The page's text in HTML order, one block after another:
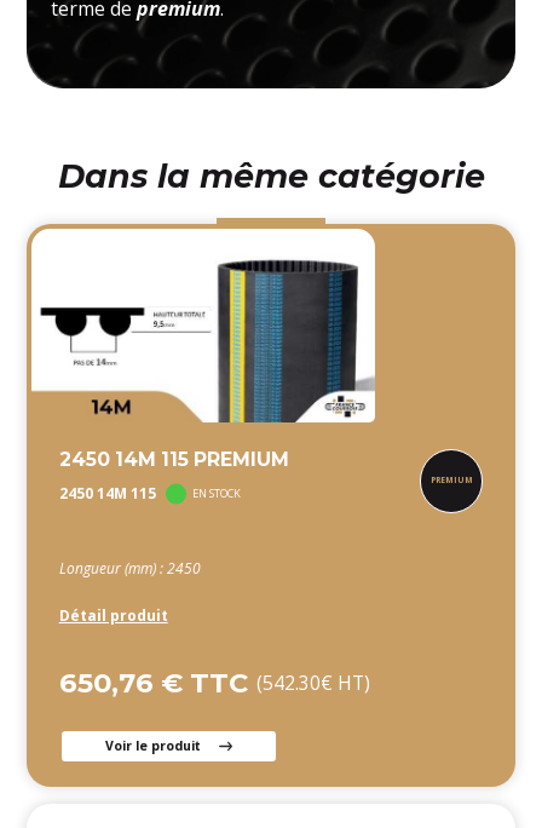
terme depremium.
Dans la même catégorie
2450 14M 115 PREMIUM
2450 14M 115 EN STOCK
Longueur (mm) : 2450
Détail produit
650,76 € TTC (542.30€ HT)
Voir le produit